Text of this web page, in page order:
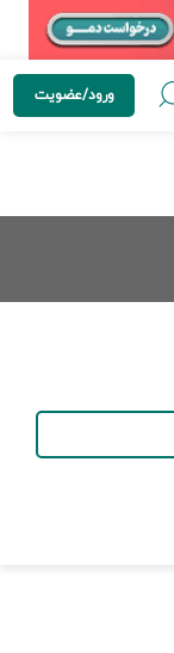
ورود/عضویت